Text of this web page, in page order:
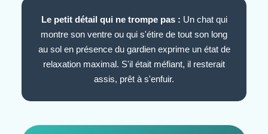
Le petit détail qui ne trompe pas : Un chat qui
montre son ventre ou qui s'étire de tout son long
au sol en présence du gardien exprime un état de
relaxation maximal. S'il était méfiant, il resterait
assis, prêt à s'enfuir.